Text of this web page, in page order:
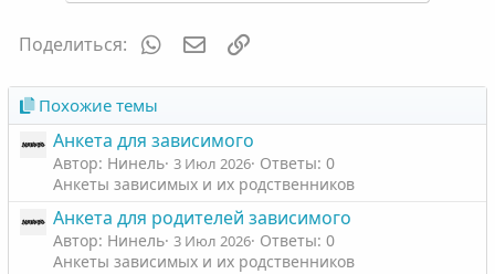
Поделиться: WhatsAppЭлектронная почта
Похожие темы
Анкета для зависимого
Автор: Нинель 3 Июл 2026 Ответы: 0
Анкеты зависимых и их родственников
Анкета для родителей зависимого
Автор: Нинель 3 Июл 2026 Ответы: 0
Анкеты зависимых и их родственников